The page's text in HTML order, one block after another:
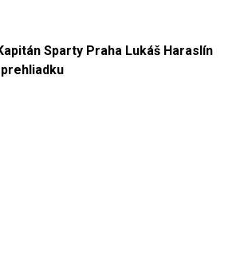
Sparty Praha Lukáš Haraslín